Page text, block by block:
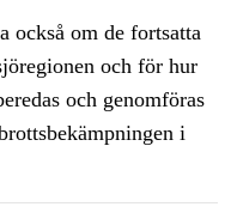
också om de fortsatta
och för hur
och genomföras
i